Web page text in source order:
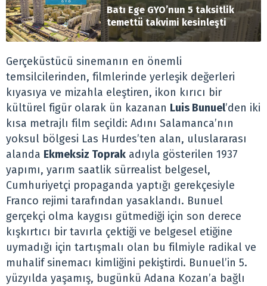
Batı Ege GYO’nun 5 taksitlik
temettü takvimi kesinleşti
Gerçeküstücü sinemanın en önemli
temsilcilerinden, filmlerinde yerleşik değerleri
kıyasıya ve mizahla eleştiren, ikon kırıcı bir
kültürel figür olarak ün kazanan Luis Bunuel’den iki
kısa metrajlı film seçildi: Adını Salamanca’nın
yoksul bölgesi Las Hurdes’ten alan, uluslararası
alanda Ekmeksiz Toprak adıyla gösterilen 1937
yapımı, yarım saatlik sürrealist belgesel,
Cumhuriyetçi propaganda yaptığı gerekçesiyle
Franco rejimi tarafından yasaklandı. Bunuel
gerçekçi olma kaygısı gütmediği için son derece
kışkırtıcı bir tavırla çektiği ve belgesel etiğine
uymadığı için tartışmalı olan bu filmiyle radikal ve
muhalif sinemacı kimliğini pekiştirdi. Bunuel’in 5.
yüzyılda yaşamış, bugünkü Adana Kozan’a bağlı